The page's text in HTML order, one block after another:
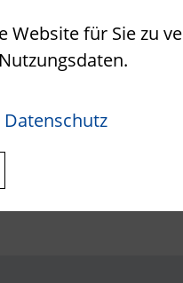
Website für Sie zu